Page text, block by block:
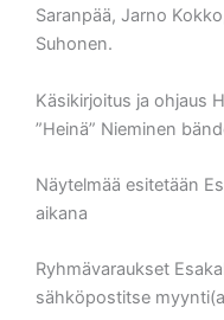
Saranpää, Jarno
Suhonen.
Käsikirjoitus ja ohjaus
”Heinä” Nieminen
Näytelmää esitetään
aikana
Ryhmävaraukset
sähköpostitse